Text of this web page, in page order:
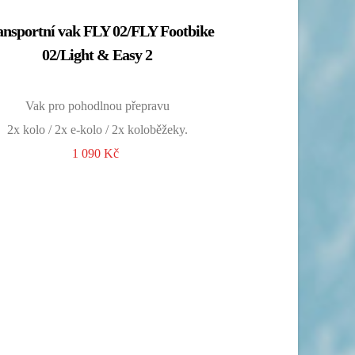
vak FLY 02/FLY Footbike
02/Light & Easy 2
Vak pro pohodlnou přepravu
2x kolo / 2x e-kolo / 2x koloběžeky.
Cena:
1 090 Kč